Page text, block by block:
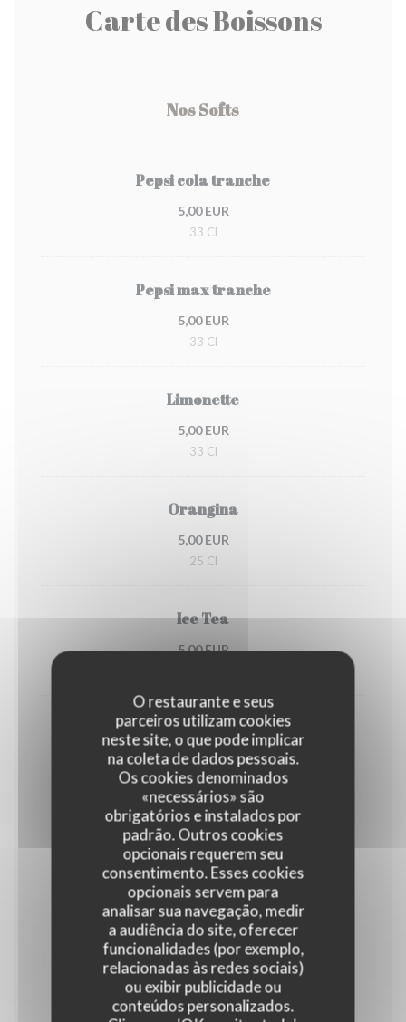
O restaurante e seus
parceiros utilizam cookies
neste site, o que pode implicar
na coleta de dados pessoais.
Os cookies denominados
«necessários» são
obrigatórios e instalados por
padrão. Outros cookies
opcionais requerem seu
consentimento. Esses cookies
opcionais servem para
analisar sua navegação, medir
a audiência do site, oferecer
funcionalidades (por exemplo,
relacionadas às redes sociais)
ou exibir publicidade ou
conteúdos personalizados.
Carte des Boissons
Nos Softs
Pepsi cola tranche
5,00 EUR
33 Cl
Pepsi max tranche
5,00 EUR
33 Cl
Limonette
5,00 EUR
33 Cl
Orangina
5,00 EUR
25 Cl
Ice Tea
5,00 EUR
Perrier tranche
5,00 EUR
25 Cl
Sirop à l’eau
Menthe, grenadine, citron, pêche, fraise, orgeat,
framboise, cassis
30 Cl
Jus de fruit
Orange, ananas, pomme, abricot